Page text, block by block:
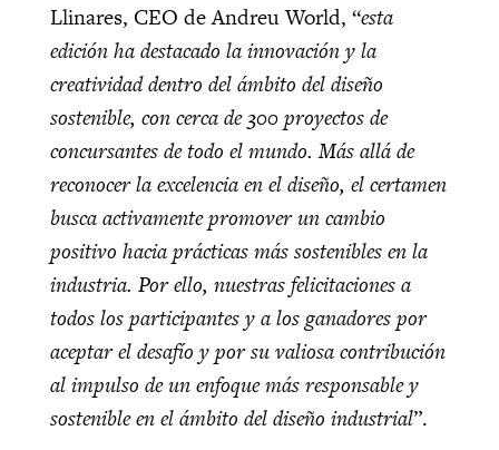
Llinares, CEO de Andreu World, “esta
edición ha destacado la innovación y la
creatividad dentro del ámbito del diseño
sostenible, con cerca de 300 proyectos de
concursantes de todo el mundo. Más allá de
reconocer la excelencia en el diseño, el certamen
busca activamente promover un cambio
positivo hacia prácticas más sostenibles en la
industria. Por ello, nuestras felicitaciones a
todos los participantes y a los ganadores por
aceptar el desafío y por su valiosa contribución
al impulso de un enfoque más responsable y
sostenible en el ámbito del diseño industrial”.